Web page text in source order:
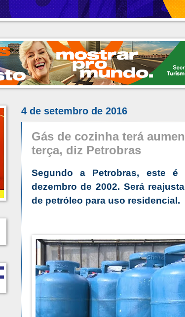
4 de setembro de 2016
Gás de cozinha terá
terça, diz Petrobras
Segundo a Petrobras, este é
dezembro de 2002. Será
de petróleo para uso residencial.